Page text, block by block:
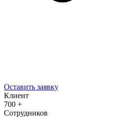
Оставить заявку
Клиент
700 +
Cотрудников